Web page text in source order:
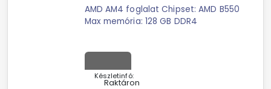
AMD AM4 foglalat Chipset: AMD B550
Max memória: 128 GB DDR4
Készletinfó:
Raktáron